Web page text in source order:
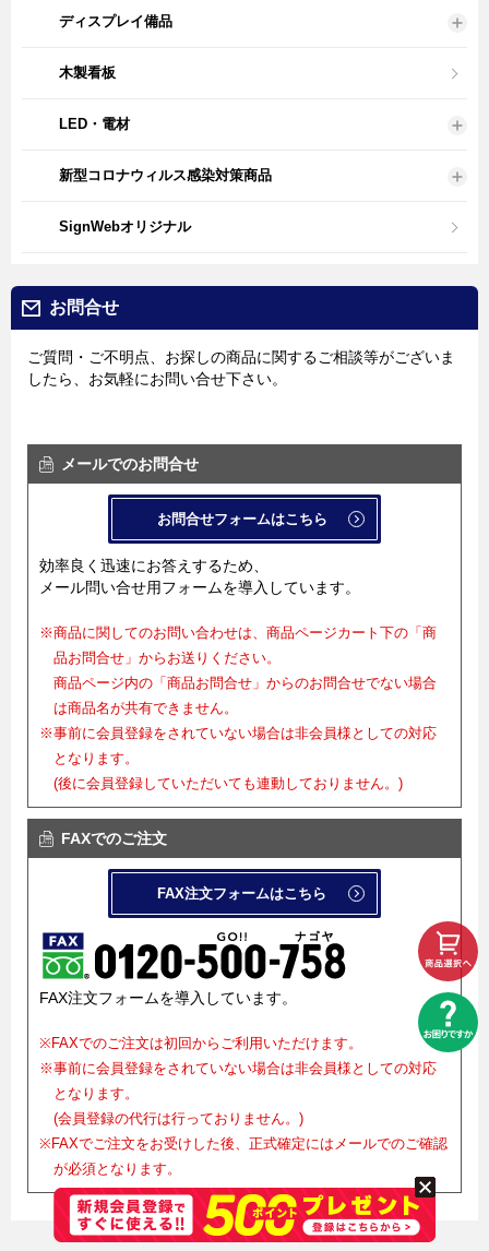
ディスプレイ備品
木製看板
LED・電材
新型コロナウィルス感染対策商品
SignWebオリジナル
お問合せ
ご質問・ご不明点、お探しの商品に関するご相談等がございま
したら、お気軽にお問い合せ下さい。
メールでのお問合せ
お問合せフォームはこちら
効率良く迅速にお答えするため、
メール問い合せ用フォームを導入しています。
※商品に関してのお問い合わせは、商品ページカート下の「商
品お問合せ」からお送りください。
商品ページ内の「商品お問合せ」からのお問合せでない場合
は商品名が共有できません。
※事前に会員登録をされていない場合は非会員様としての対応
となります。
(後に会員登録していただいても連動しておりません。)
FAXでのご注文
FAX注文フォームはこちら
FAX注文フォームを導入しています。
※FAXでのご注文は初回からご利用いただけます。
※事前に会員登録をされていない場合は非会員様としての対応
となります。
(会員登録の代行は行っておりません。)
※FAXでご注文をお受けした後、正式確定にはメールでのご確認
が必須となります。